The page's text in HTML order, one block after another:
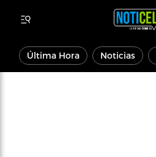
Última Hora Noticias